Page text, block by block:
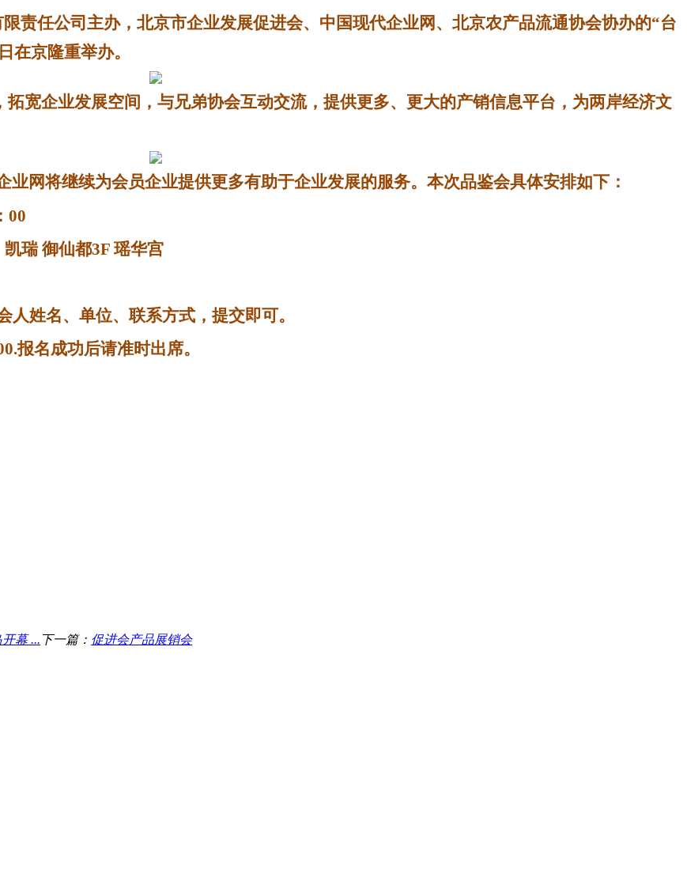
责任公司主办，北京市企业发展促进会、中国现代企业网、北京农产品流通协会协办的“台
日 在京隆重举办。
宽企业发展空间，与兄弟协会互动交流，提供更多、更大的产销信息平台，为两岸经济文
网将继续为会员企业提供更多有助于企业发展的服务。本次品鉴会具体安排如下：
： 00
瑞 御仙都3F瑶华宫
姓名、单位、联系方式，提交即可。
报名成功后请准时出席。
幕 ... 下一篇： 促进会产品展销会